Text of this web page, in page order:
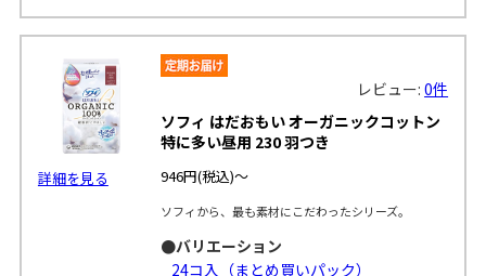
詳細を見る
レビュー:0件
ソフィ はだおもい オーガニックコットン
特に多い昼用 230 羽つき
946円(税込)～
ソフィから、最も素材にこだわったシリーズ。
●バリエーション
24コ入（まとめ買いパック）